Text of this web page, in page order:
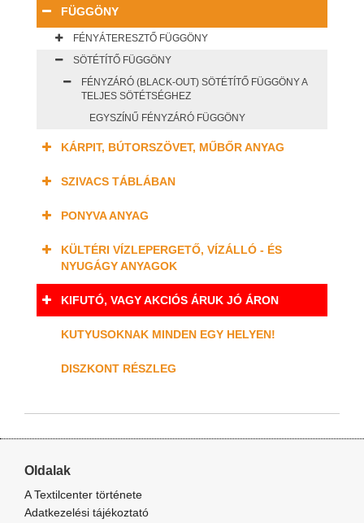
FÜGGÖNY
FÉNYÁTERESZTŐ FÜGGÖNY
SÖTÉTÍTŐ FÜGGÖNY
FÉNYZÁRÓ (BLACK-OUT) SÖTÉTÍTŐ FÜGGÖNY A
TELJES SÖTÉTSÉGHEZ
EGYSZÍNŰ FÉNYZÁRÓ FÜGGÖNY
KÁRPIT, BÚTORSZÖVET, MŰBŐR ANYAG
SZIVACS TÁBLÁBAN
PONYVA ANYAG
KÜLTÉRI VÍZLEPERGETŐ, VÍZÁLLÓ - ÉS
NYUGÁGY ANYAGOK
KIFUTÓ, VAGY AKCIÓS ÁRUK JÓ ÁRON
KUTYUSOKNAK MINDEN EGY HELYEN!
DISZKONT RÉSZLEG
Oldalak
A Textilcenter története
Adatkezelési tájékoztató